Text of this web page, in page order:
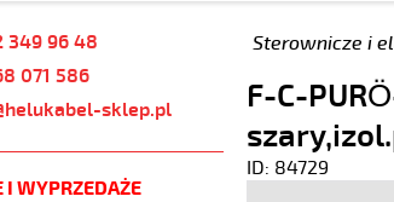
349 96 48
071 586
sklep.pl
I WYPRZEDAŻE
Sterownicze i
F-C-
ID: 84729